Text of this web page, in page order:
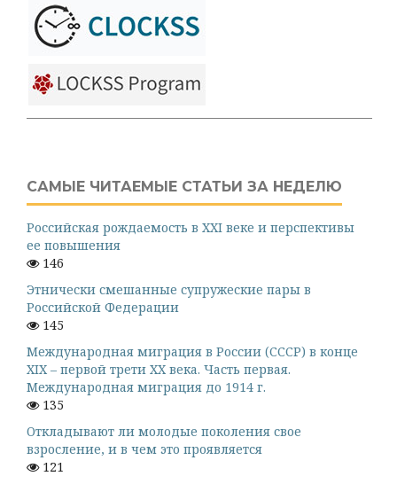
САМЫЕ ЧИТАЕМЫЕ СТАТЬИ ЗА НЕДЕЛЮ
Российская рождаемость в XXI веке и перспективы
ее повышения
146
Этнически смешанные супружеские пары в
Российской Федерации
145
Международная миграция в России (СССР) в конце
XIX – первой трети XX века. Часть первая.
Международная миграция до 1914 г.
135
Откладывают ли молодые поколения свое
взросление, и в чем это проявляется
121